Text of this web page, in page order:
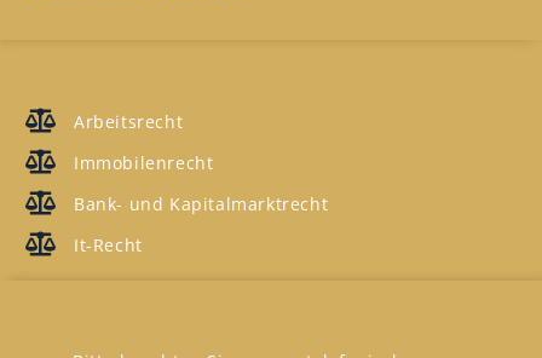
Arbeitsrecht
Immobilenrecht
Bank- und Kapitalmarktrecht
It-Recht